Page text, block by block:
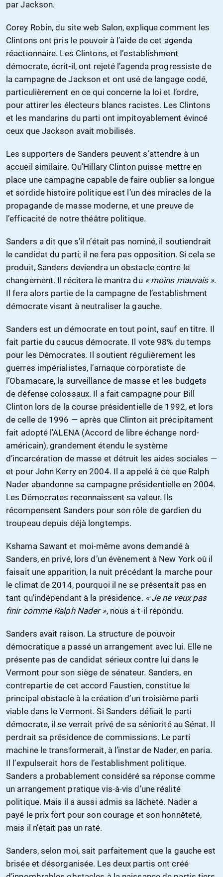
par Jackson.
Corey Robin, du site web Salon, explique comment les
Clintons ont pris le pouvoir à l’aide de cet agenda
réactionnaire. Les Clintons, et l’establishment
démocrate, écrit-il, ont rejeté l’agenda progressiste de
la campagne de Jackson et ont usé de langage codé,
particulièrement en ce qui concerne la loi et l’ordre,
pour attirer les électeurs blancs racistes. Les Clintons
et les mandarins du parti ont impitoyablement évincé
ceux que Jackson avait mobilisés.
Les supporters de Sanders peuvent s’attendre à un
accueil similaire. Qu’Hillary Clinton puisse mettre en
place une campagne capable de faire oublier sa longue
et sordide histoire politique est l’un des miracles de la
propagande de masse moderne, et une preuve de
l’efficacité de notre théâtre politique.
Sanders a dit que s’il n’était pas nominé, il soutiendrait
le candidat du parti; il ne fera pas opposition. Si cela se
produit, Sanders deviendra un obstacle contre le
changement. Il récitera le mantra du « moins mauvais ».
Il fera alors partie de la campagne de l’establishment
démocrate visant à neutraliser la gauche.
Sanders est un démocrate en tout point, sauf en titre. Il
fait partie du caucus démocrate. Il vote 98% du temps
pour les Démocrates. Il soutient régulièrement les
guerres impérialistes, l’arnaque corporatiste de
l’Obamacare, la surveillance de masse et les budgets
de défense colossaux. Il a fait campagne pour Bill
Clinton lors de la course présidentielle de 1992, et lors
de celle de 1996 — après que Clinton ait précipitament
fait adopté l’ALENA (Accord de libre échange nord-
américain), grandement étendu le système
d’incarcération de masse et détruit les aides sociales —
et pour John Kerry en 2004. Il a appelé à ce que Ralph
Nader abandonne sa campagne présidentielle en 2004.
Les Démocrates reconnaissent sa valeur. Ils
récompensent Sanders pour son rôle de gardien du
troupeau depuis déjà longtemps.
Kshama Sawant et moi-même avons demandé à
Sanders, en privé, lors d’un évènement à New York où il
faisait une apparition, la nuit précédant la marche pour
le climat de 2014, pourquoi il ne se présentait pas en
tant qu’indépendant à la présidence. « Je ne veux pas
finir comme Ralph Nader », nous a-t-il répondu.
Sanders avait raison. La structure de pouvoir
démocratique a passé un arrangement avec lui. Elle ne
présente pas de candidat sérieux contre lui dans le
Vermont pour son siège de sénateur. Sanders, en
contrepartie de cet accord Faustien, constitue le
principal obstacle à la création d’un troisième parti
viable dans le Vermont. Si Sanders défiait le parti
démocrate, il se verrait privé de sa séniorité au Sénat. Il
perdrait sa présidence de commissions. Le parti
machine le transformerait, à l’instar de Nader, en paria.
Il l’expulserait hors de l’establishment politique.
Sanders a probablement considéré sa réponse comme
un arrangement pratique vis-à-vis d’une réalité
politique. Mais il a aussi admis sa lâcheté. Nader a
payé le prix fort pour son courage et son honnêteté,
mais il n’était pas un raté.
Sanders, selon moi, sait parfaitement que la gauche est
brisée et désorganisée. Les deux partis ont créé